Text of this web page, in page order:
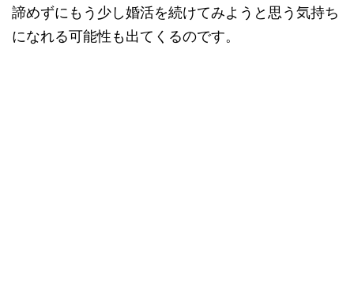
諦めずにもう少し婚活を続けてみようと思う気持ち
になれる可能性も出てくるのです。